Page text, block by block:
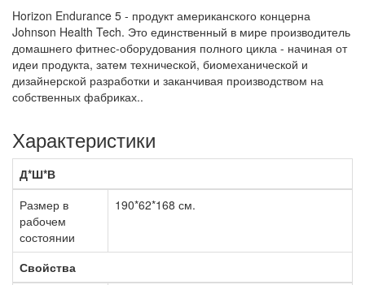
Horizon Endurance 5 - продукт американского концерна
Johnson Health Tech. Это единственный в мире производитель
домашнего фитнес-оборудования полного цикла - начиная от
идеи продукта, затем технической, биомеханической и
дизайнерской разработки и заканчивая производством на
собственных фабриках..
Характеристики
Д*Ш*В
Размер в
рабочем
состоянии
190*62*168 см.
Свойства